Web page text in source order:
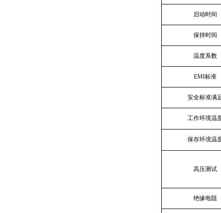
启动时间
保持时间
温度系数
EMI标准
安全标准满
工作环境温
保存环境温
高压测试
绝缘电阻